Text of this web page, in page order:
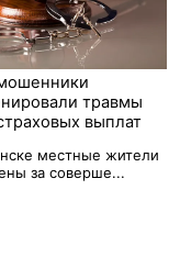
травмы
выплат
местные жители
за соверше...